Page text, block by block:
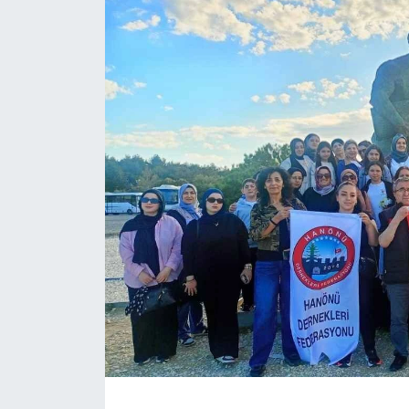
Daday Haberleri
Devrekani Haberleri
Doğanyurt Haberleri
Hanönü Haberleri
İhsangazi Haberleri
İnebolu Haberleri
Küre Haberleri
Merkez Haberleri